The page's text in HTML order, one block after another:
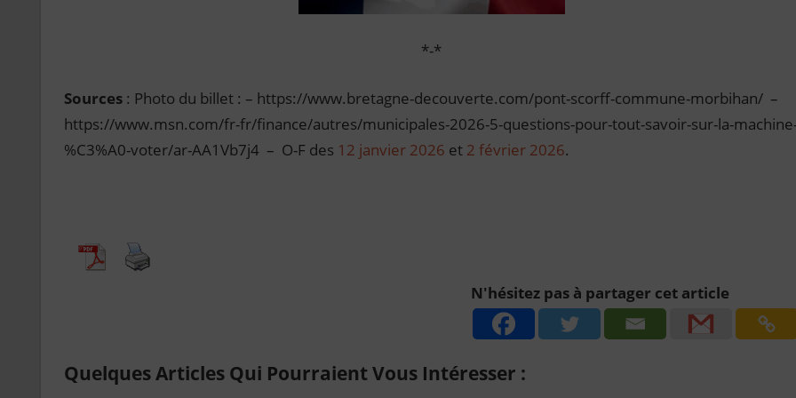
*-*
Sources: Photo du billet : – https://www.bretagne-decouverte.com/pont-scorff-commune-morbihan/ –
https://www.msn.com/fr-fr/finance/autres/municipales-2026-5-questions-pour-tout-savoir-sur-la-
%C3%A0-voter/ar-AA1Vb7j4 – O-F des 12 janvier 2026 et 2 février 2026.
N'hésitez pas à partager cet article
Quelques Articles Qui Pourraient Vous Intéresser :